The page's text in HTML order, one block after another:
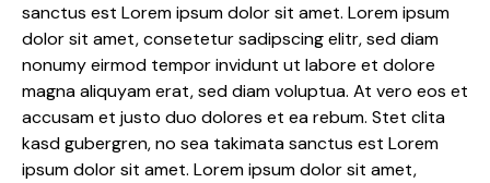
sanctus est Lorem ipsum dolor sit amet. Lorem ipsum
dolor sit amet, consetetur sadipscing elitr, sed diam
nonumy eirmod tempor invidunt ut labore et dolore
magna aliquyam erat, sed diam voluptua. At vero eos et
accusam et justo duo dolores et ea rebum. Stet clita
kasd gubergren, no sea takimata sanctus est Lorem
ipsum dolor sit amet. Lorem ipsum dolor sit amet,